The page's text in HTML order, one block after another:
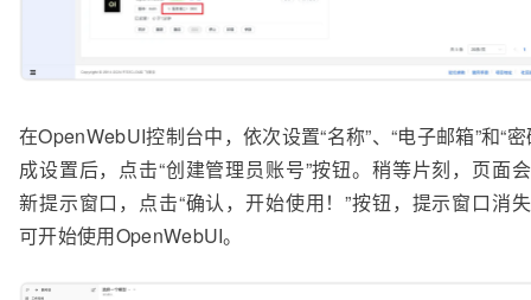
在OpenWebUI控制台中，依次设置“名称”、“电子邮箱”和“密
成设置后，点击“创建管理员账号”按钮。稍等片刻，页面
新提示窗口，点击“确认，开始使用！”按钮，提示窗口消
可开始使用OpenWebUI。